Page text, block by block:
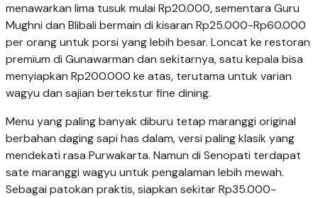
menawarkan lima tusuk mulai Rp20.000, sementara Guru
Mughni dan Blibali bermain di kisaran Rp25.000-Rp60.000
per orang untuk porsi yang lebih besar. Loncat ke restoran
premium di Gunawarman dan sekitarnya, satu kepala bisa
menyiapkan Rp200.000 ke atas, terutama untuk varian
wagyu dan sajian bertekstur fine dining.
Menu yang paling banyak diburu tetap maranggi original
berbahan daging sapi has dalam, versi paling klasik yang
mendekati rasa Purwakarta. Namun di Senopati terdapat
sate maranggi wagyu untuk pengalaman lebih mewah.
Sebagai patokan praktis, siapkan sekitar Rp35.000-